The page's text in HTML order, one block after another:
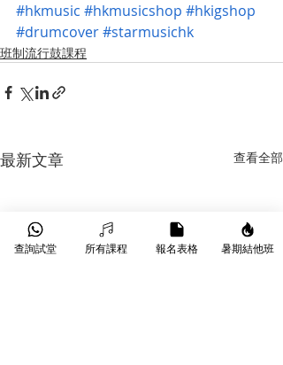
#hkmusic #hkmusicshop #hkigshop
#drumcover#starmusichk
班制流行鼓課程
最新文章 查看全部
查詢試堂 所有課程 報名表格 暑期結他班